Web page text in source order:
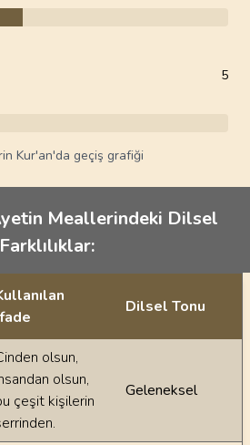
5
Kur'an'da geçiş grafiği
Meallerindeki Dilsel
Farklılıklar:
farklılıklar
Dilsel Tonu
olsun,
olsun,
çeşit kişilerin
Geleneksel